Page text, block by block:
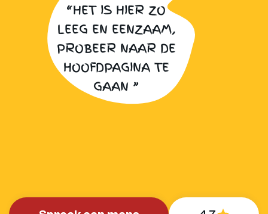
“HET IS HIER ZO
LEEG EN EENZAAM,
PROBEER NAAR DE
HOOFDPAGINA TE
GAAN ”